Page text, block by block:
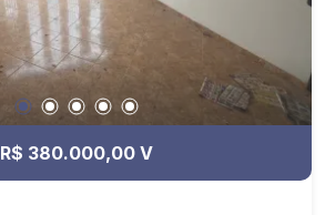
R$ 380.000,00 V